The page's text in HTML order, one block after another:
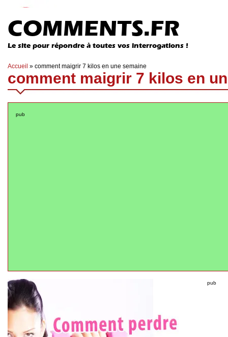
COMMENTS.FR
Le site pour répondre à toutes vos interrogations !
Accueil » comment maigrir 7 kilos en une semaine
comment maigrir 7 kilos en
pub
pub